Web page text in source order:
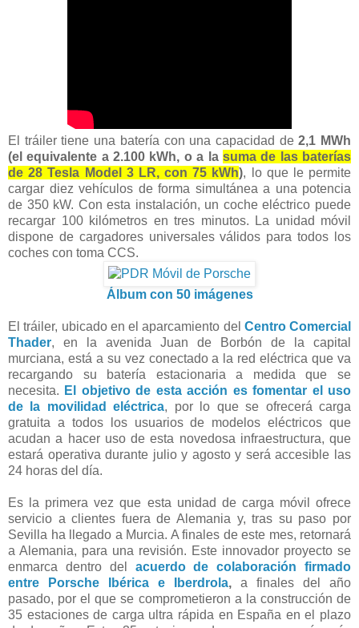
El tráiler tiene una batería con una capacidad de2,1 MWh
(el equivalente a 2.100 kWh, o a la suma de las baterías
de 28 Tesla Model 3 LR, con 75 kWh), lo que le permite
cargar diez vehículos de forma simultánea a una potencia
de 350 kW. Con esta instalación, un coche eléctrico puede
recargar 100 kilómetros en tres minutos. La unidad móvil
dispone de cargadores universales válidos para todos los
coches con toma CCS.
Álbum con 50 imágenes
El tráiler, ubicado en el aparcamiento del Centro Comercial
Thader, en la avenida Juan de Borbón de la capital
murciana, está a su vez conectado a la red eléctrica que va
recargando su batería estacionaria a medida que se
necesita. El objetivo de esta acción es fomentar el uso
de la movilidad eléctrica, por lo que se ofrecerá carga
gratuita a todos los usuarios de modelos eléctricos que
acudan a hacer uso de esta novedosa infraestructura, que
estará operativa durante julio y agosto y será accesible las
24 horas del día.
Es la primera vez que esta unidad de carga móvil ofrece
servicio a clientes fuera de Alemania y, tras su paso por
Sevilla ha llegado a Murcia. A finales de este mes, retornará
a Alemania, para una revisión. Este innovador proyecto se
enmarca dentro del acuerdo de colaboración firmado
entre Porsche Ibérica e Iberdrola, a finales del año
pasado, por el que se comprometieron a la construcción de
35 estaciones de carga ultra rápida en España en el plazo